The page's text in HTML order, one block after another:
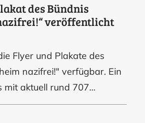
des Bündnis
veröffentlicht
Flyer und Plakate des
nazifrei!" verfügbar. Ein
mit aktuell rund 707…